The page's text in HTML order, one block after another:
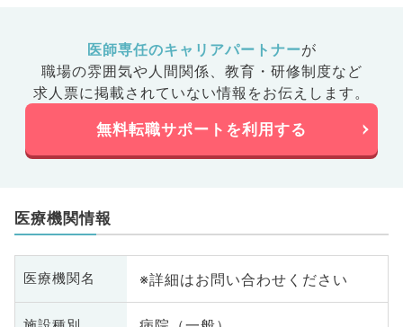
医師専任のキャリアパートナーが
職場の雰囲気や人間関係、 教育・研修制度など
求人票に掲載されていない情報をお伝えします。
無料転職サポートを利用する
医療機関情報
医療機関名 ※詳細はお問い合わせください